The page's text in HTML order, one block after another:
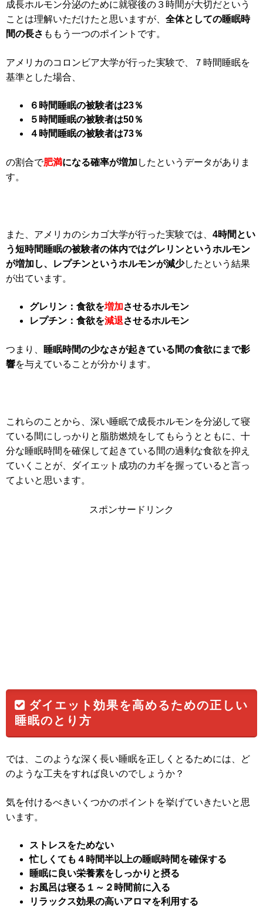
成長ホルモン分泌のために就寝後の３時間が大切だという
ことは理解いただけたと思いますが、 全体としての睡眠時
間の長さ ももう一つのポイントです。
アメリカのコロンビア大学が行った実験で、７時間睡眠を
基準とした場合、
６時間睡眠の被験者は23％
５時間睡眠の被験者は50％
４時間睡眠の被験者は73％
の割合で肥満になる確率が増加 したというデータがありま
す。
また、アメリカのシカゴ大学が行った実験では、 4時間とい
う短時間睡眠の被験者の体内ではグレリンというホルモン
が増加し、レプチンというホルモンが減少したという結果
が出ています。
グレリン：食欲を増加させるホルモン
レプチン：食欲を減退させるホルモン
つまり、
睡眠時間の少なさが起きている間の食欲にまで影
響を与えていることが分かります。
これらのことから、深い睡眠で成長ホルモンを分泌して寝
ている間にしっかりと脂肪燃焼をしてもらうとともに、十
分な睡眠時間を確保して起きている間の過剰な食欲を抑え
ていくことが、ダイエット成功のカギを握っていると言っ
てよいと思います。
スポンサードリンク
ダイエット効果を高めるための正しい
睡眠のとり方
では、このような深く長い睡眠を正しくとるためには、ど
のような工夫をすれば良いのでしょうか？
気を付けるべきいくつかのポイントを挙げていきたいと思
います。
ストレスをためない
忙しくても４時間半以上の睡眠時間を確保する
睡眠に良い栄養素をしっかりと摂る
お風呂は寝る１～２時間前に入る
リラックス効果の高いアロマを利用する